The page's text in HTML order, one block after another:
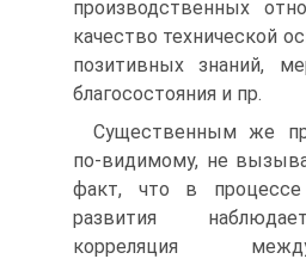
производст­венных
качество технической
позитивных знаний,
благосостояния и пр.
Существенным же
по-видимому, не
факт, что в процессе
развития
корреляция